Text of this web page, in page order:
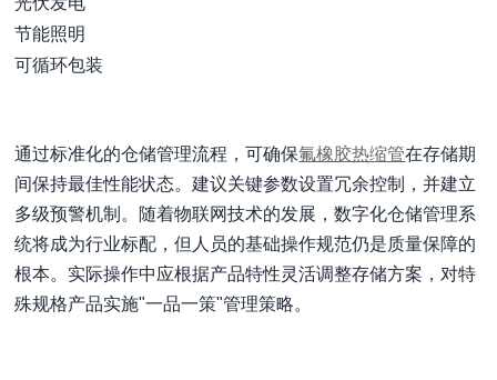
节能照明
可循环包装
通过标准化的仓储管理流程，可确保氟橡胶热缩管在存储期
间保持最佳性能状态。建议关键参数设置冗余控制，并建立
多级预警机制。随着物联网技术的发展，数字化仓储管理系
统将成为行业标配，但人员的基础操作规范仍是质量保障的
根本。实际操作中应根据产品特性灵活调整存储方案，对特
殊规格产品实施"一品一策"管理策略。